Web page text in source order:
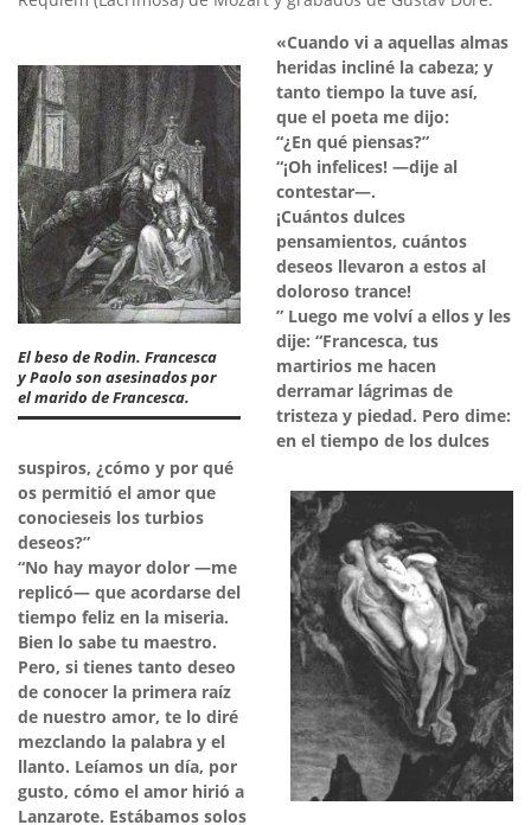
El beso de Rodin. Francesca
y Paolo son asesinados por
el marido de Francesca.
«Cuando vi a aquellas almas
heridas incliné la cabeza; y
tanto tiempo la tuve así,
que el poeta me dijo:
“¿En qué piensas?”
“¡Oh infelices! —dije al
contestar—.
¡Cuántos dulces
pensamientos, cuántos
deseos llevaron a estos al
doloroso trance!
” Luego me volví a ellos y les
dije: “Francesca, tus
martirios me hacen
derramar lágrimas de
tristeza y piedad. Pero dime:
en el tiempo de los dulces
suspiros, ¿cómo y por qué
os permitió el amor que
conocieseis los turbios
deseos?”
“No hay mayor dolor —me
replicó— que acordarse del
tiempo feliz en la miseria.
Bien lo sabe tu maestro.
Pero, si tienes tanto deseo
de conocer la primera raíz
de nuestro amor, te lo diré
mezclando la palabra y el
llanto. Leíamos un día, por
gusto, cómo el amor hirió a
Lanzarote. Estábamos solos